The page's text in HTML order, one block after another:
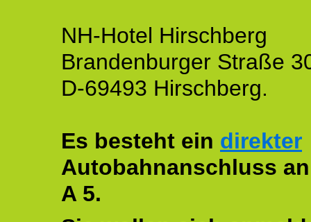
NH-Hotel Hirschberg
Brandenburger Straße
D-69493 Hirschberg.
Es besteht ein direkter
Autobahnanschluss
A 5.